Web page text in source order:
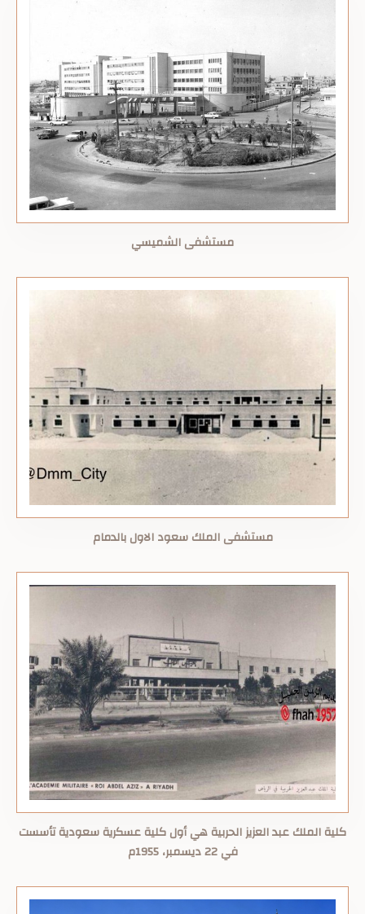
مستشفى الشميسي
مستشفى الملك سعود الاول بالدمام
كلية الملك عبد العزيز الحربية هي أول كلية عسكرية سعودية تأسست
في 22 ديسمبر، 1955م